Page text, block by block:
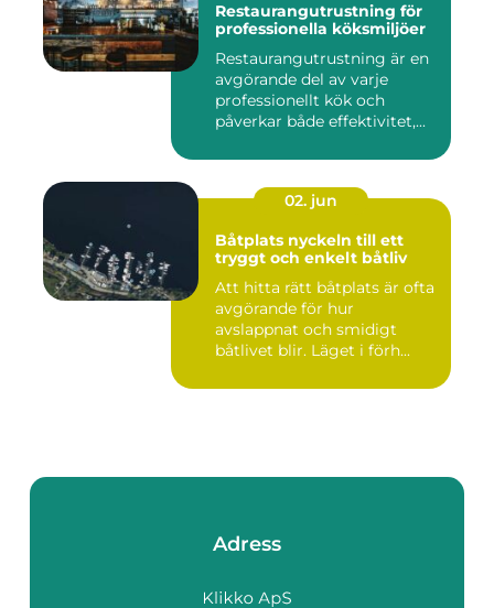
Restaurangutrustning för
professionella köksmiljöer
Restaurangutrustning är en
avgörande del av varje
professionellt kök och
påverkar både effektivitet,...
02. jun
Båtplats nyckeln till ett
tryggt och enkelt båtliv
Att hitta rätt båtplats är ofta
avgörande för hur
avslappnat och smidigt
båtlivet blir. Läget i förh...
Adress